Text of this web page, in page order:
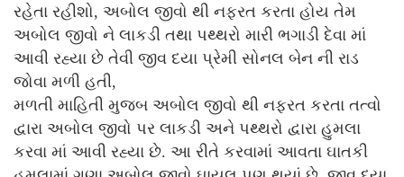
રહેતા રહીશો, અબોલ જીવો થી નફરત કરતા હોય તેમ
અબોલ જીવો ને લાકડી તથા પથ્થરો મારી ભગાડી દેવા માં
આવી રહ્યા છે તેવી જીવ દયા પ્રેમી સોનલ બેન ની રાડ
જોવા મળી હતી,
મળતી માહિતી મુજબ અબોલ જીવો થી નફરત કરતા તત્વો
દ્વારા અબોલ જીવો પર લાકડી અને પથ્થરો દ્વારા હુમલા
કરવા માં આવી રહ્યા છે. આ રીતે કરવામાં આવતા ઘાતકી